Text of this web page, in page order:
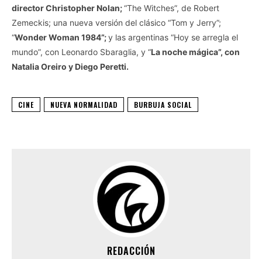
director Christopher Nolan;“The Witches”, de Robert
Zemeckis; una nueva versión del clásico “Tom y Jerry”;
“Wonder Woman 1984”;y las argentinas “Hoy se arregla el
mundo”, con Leonardo Sbaraglia, y “La noche mágica”, con
Natalia Oreiro y Diego Peretti.
CINE NUEVA NORMALIDAD BURBUJA SOCIAL
REDACCIÓN